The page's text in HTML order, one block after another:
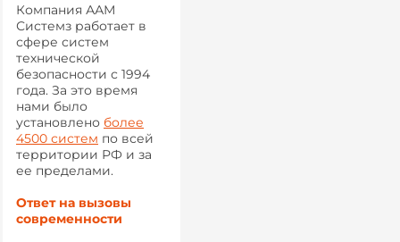
Компания ААМ
Системз работает в
сфере систем
технической
безопасности с 1994
года. За это время
нами было
установлено более
4500 систем по всей
территории РФ и за
ее пределами.
Ответ на вызовы
современности